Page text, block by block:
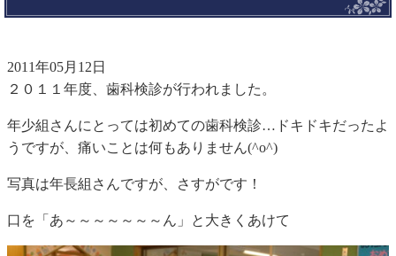
2011年05月12日
２０１１年度、歯科検診が行われました。
年少組さんにとっては初めての歯科検診…ドキドキだったよ
うですが、痛いことは何もありません(^o^)
写真は年長組さんですが、さすがです！
口を「あ～～～～～～～ん」と大きくあけて